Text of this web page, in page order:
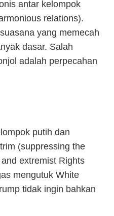
antar kelompok
relations).
yang memecah
dasar. Salah
adalah perpecahan
putih dan
(suppressing the
extremist Rights
mengutuk White
tidak ingin bahkan